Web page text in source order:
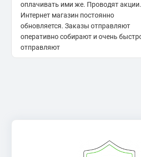
оплачивать ими же. Проводят акции.
Интернет магазин постоянно
обновляется. Заказы отправляют
оперативно собирают и очень
отправляют